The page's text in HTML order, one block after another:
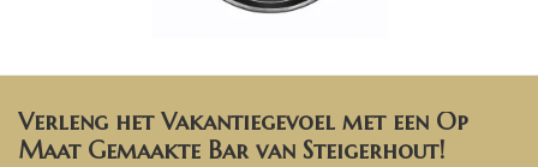
Bartafels
Verleng het Vakantiegevoel met een Op
Maat Gemaakte Bar van Steigerhout!